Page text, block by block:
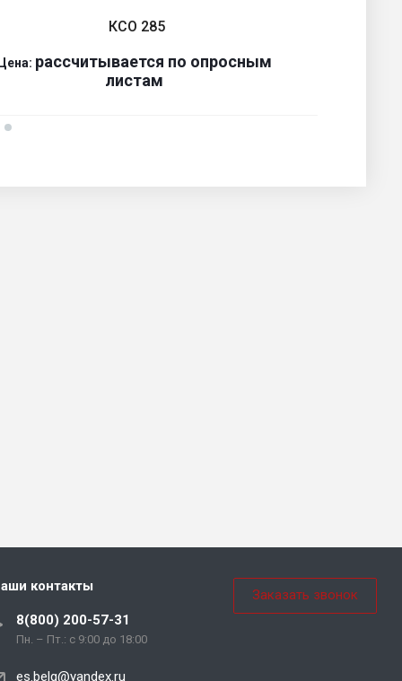
КСО 285
рассчитывается по опросным
листам
контакты
8(800) 200-57-31
Пн. – Пт.: с 9:00 до 18:00
es.belg@yandex.ru
Заказать звонок